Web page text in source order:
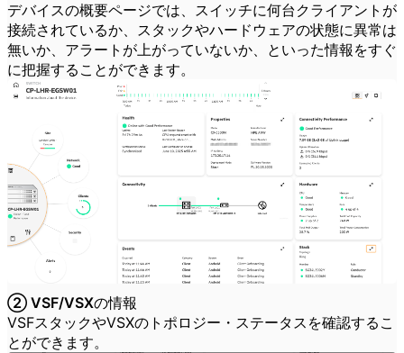
デバイスの概要ページでは、スイッチに何台クライアントが
接続されているか、スタックやハードウェアの状態に異常は
無いか、アラートが上がっていないか、といった情報をすぐ
に把握することができます。
② VSF/VSXの情報
VSFスタックやVSXのトポロジー・ステータスを確認するこ
とができます。